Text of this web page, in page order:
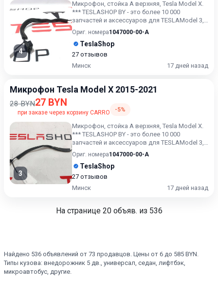
4
Микрофон, стойка А верхняя, Tesla Model X.
*** TESLASHOP BY - это более 10 000
запчастей и аксессуаров для TESLAModel 3,
Model X, Model S, M...
Ориг. номера1047000-00-A
TeslaShop
27 отзывов
Минск
17 дней назад
Микрофон Tesla Model X 2015-2021
28 BYN27 BYN
при заказе через корзину CARRO -5%
3
Микрофон, стойка А верхняя, Tesla Model X.
*** TESLASHOP BY - это более 10 000
запчастей и аксессуаров для TESLAModel 3,
Model X, Model S, M...
Ориг. номера1047000-00-A
TeslaShop
27 отзывов
Минск
17 дней назад
На странице 20объяв. из 536
Найдено 536 объявлений от 73 продавцов. Цены от 6 до 585 BYN.
Типы кузова: внедорожник 5 дв., универсал, седан, лифтбэк,
микроавтобус, другие.